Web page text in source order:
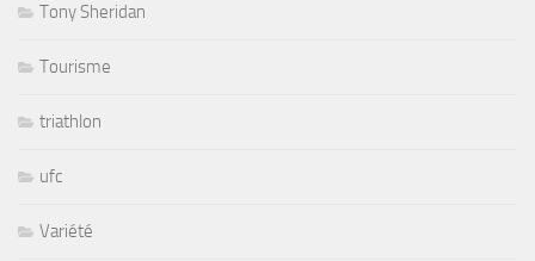
Tony Sheridan
Tourisme
triathlon
ufc
Variété